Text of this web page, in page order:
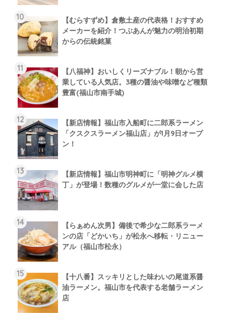
【むらすずめ】倉敷土産の代表格！おすすめ
メーカーを紹介！つぶあんが魅力の明治初期
からの伝統銘菓
【八福神】おいしくリーズナブル！朝から営
業している人気店。3種の醤油や味噌など種類
豊富(福山市南手城)
【新店情報】福山市入船町に二郎系ラーメン
「クスクスラーメン福山店」が1月9日オープ
ン！
【新店情報】福山市明神町に「明神グルメ横
丁」が登場！数種のグルメが一堂に会した店
【らぁめん次男】備後で希少な二郎系ラーメ
ンの店「どかいち」が松永へ移転・リニュー
アル（福山市松永）
【十八番】スッキリとした味わいの尾道系醤
油ラーメン。福山市を代表する老舗ラーメン
店